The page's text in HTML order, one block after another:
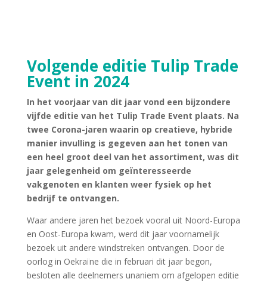
Volgende editie Tulip Trade
Event in 2024
In het voorjaar van dit jaar vond een bijzondere
vijfde editie van het Tulip Trade Event plaats. Na
twee Corona-jaren waarin op creatieve, hybride
manier invulling is gegeven aan het tonen van
een heel groot deel van het assortiment, was dit
jaar gelegenheid om geïnteresseerde
vakgenoten en klanten weer fysiek op het
bedrijf te ontvangen.
Waar andere jaren het bezoek vooral uit Noord-Europa
en Oost-Europa kwam, werd dit jaar voornamelijk
bezoek uit andere windstreken ontvangen. Door de
oorlog in Oekraïne die in februari dit jaar begon,
besloten alle deelnemers unaniem om afgelopen editie